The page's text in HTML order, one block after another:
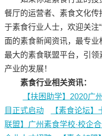
餐厅的运营者、素食文化
于素食行业人士，欢迎关注
面的素食新闻资讯，最专
最大的素食联盟平台，引
产业的发展！
素食行业相关资讯：
【扶困助学】2020广
目正式启动
【素食论坛
联盟】广州素食学校·校企